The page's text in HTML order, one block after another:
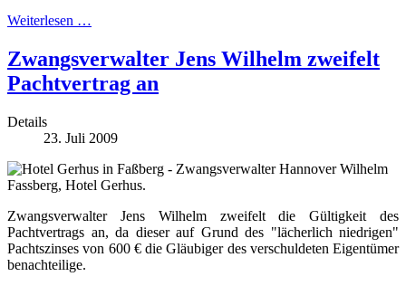
Weiterlesen …
Zwangsverwalter Jens Wilhelm zweifelt
Pachtvertrag an
Details
23. Juli 2009
Fassberg, Hotel Gerhus.
Zwangsverwalter Jens Wilhelm zweifelt die Gültigkeit des
Pachtvertrags an, da dieser auf Grund des "lächerlich niedrigen"
Pachtszinses von 600 € die Gläubiger des verschuldeten Eigentümer
benachteilige.